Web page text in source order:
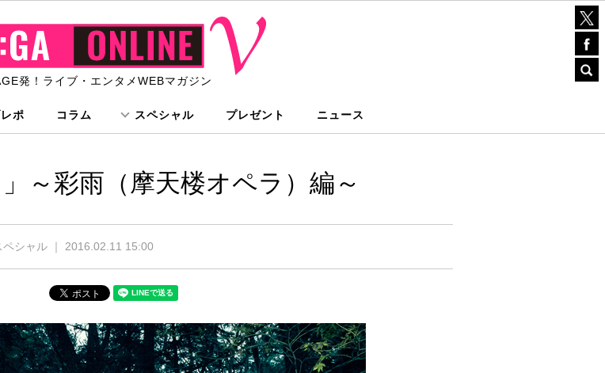
発！ライブ・エンタメWEBマガジン
ポ コラム スペシャル プレゼント ニュース
～彩雨（摩天楼オペラ）編～
ペシャル ｜ 2016.02.11 15:00